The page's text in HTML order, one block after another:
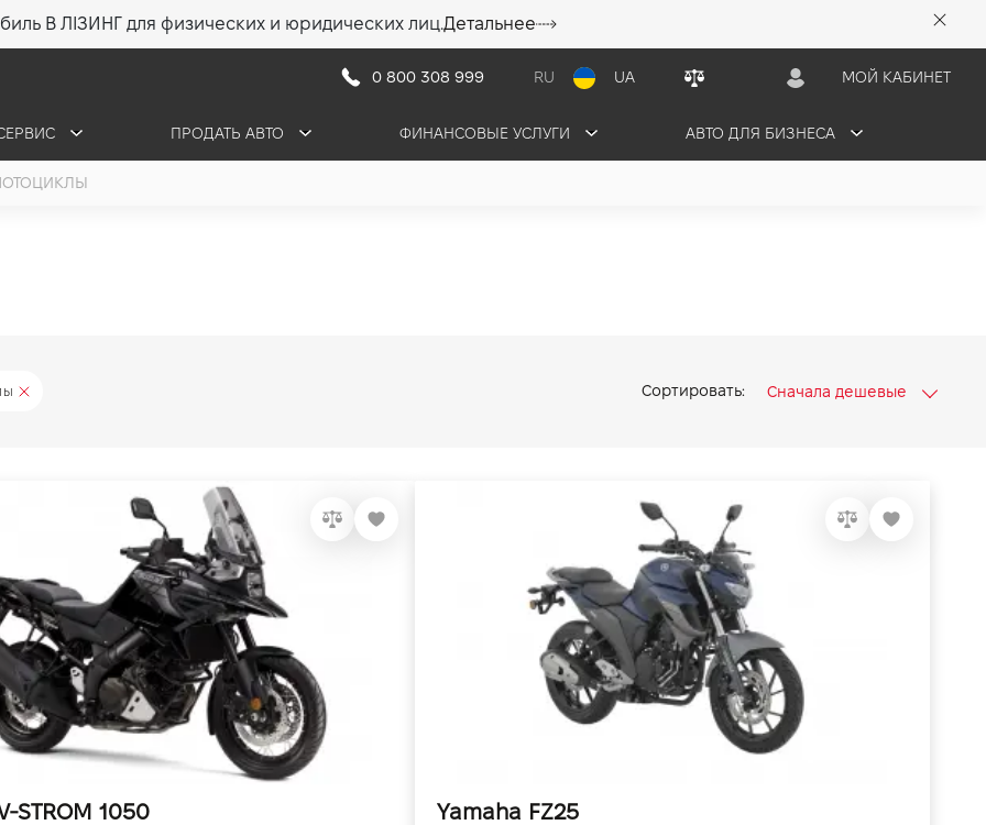
В ЛІЗИНГ для физических и юридических лиц.Детальнее
0 800 308 999 RU UA МОЙ КАБИНЕТ
ПРОДАТЬ АВТО ФИНАНСОВЫЕ УСЛУГИ АВТО ДЛЯ БИЗНЕСА
Сортировать: Сначала дешевые
STROM 1050 Yamaha FZ25